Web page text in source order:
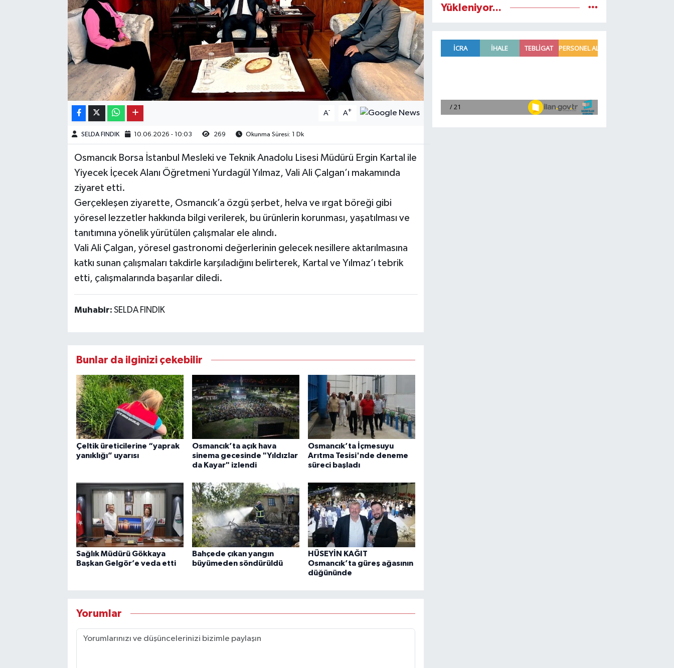
A- A+
SELDA FINDIK 10.06.2026 - 10:03 269 Okunma Süresi: 1 Dk
Osmancık Borsa İstanbul Mesleki ve Teknik Anadolu Lisesi Müdürü Ergin Kartal ile
Yiyecek İçecek Alanı Öğretmeni Yurdagül Yılmaz, Vali Ali Çalgan’ı makamında
ziyaret etti.
Gerçekleşen ziyarette, Osmancık’a özgü şerbet, helva ve ırgat böreği gibi
yöresel lezzetler hakkında bilgi verilerek, bu ürünlerin korunması, yaşatılması ve
tanıtımına yönelik yürütülen çalışmalar ele alındı.
Vali Ali Çalgan, yöresel gastronomi değerlerinin gelecek nesillere aktarılmasına
katkı sunan çalışmaları takdirle karşıladığını belirterek, Kartal ve Yılmaz’ı tebrik
etti, çalışmalarında başarılar diledi.
Muhabir: SELDA FINDIK
Bunlar da ilginizi çekebilir
Çeltik üreticilerine “yaprak
yanıklığı” uyarısı
Osmancık’ta açık hava
sinema gecesinde "Yıldızlar
da Kayar" izlendi
Osmancık’ta İçmesuyu
Arıtma Tesisi'nde deneme
süreci başladı
Sağlık Müdürü Gökkaya
Başkan Gelgör’e veda etti
Bahçede çıkan yangın
büyümeden söndürüldü
HÜSEYİN KAĞIT
Osmancık’ta güreş ağasının
düğününde
Yorumlar
Yükleniyor...
Osmancık